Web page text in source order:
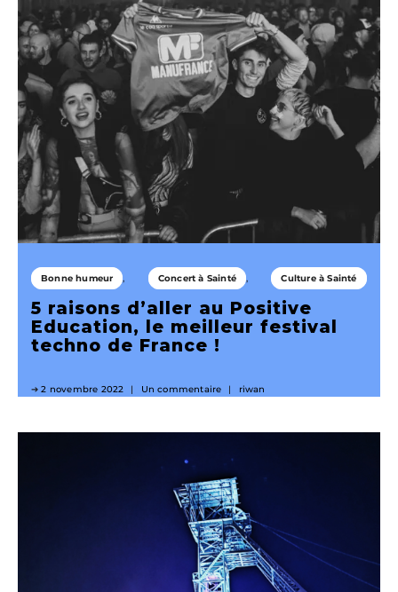
Bonne humeur Concert à Sainté Culture à Sainté
5 raisons d’aller au Positive
Education, le meilleur festival
techno de France !
2 novembre 2022 Un commentaire riwan